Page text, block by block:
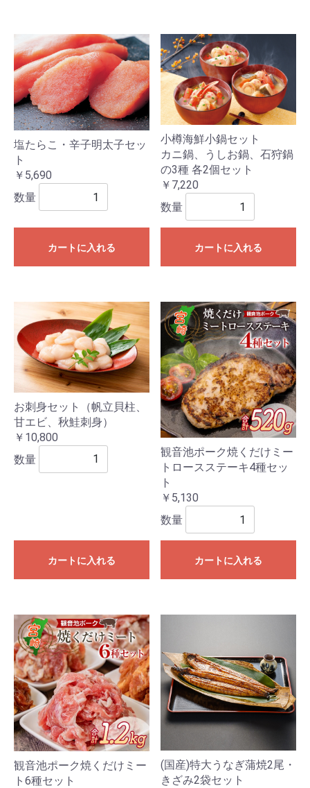
塩たらこ・辛子明太子セッ
ト
￥5,690
数量
カートに入れる
小樽海鮮小鍋セット
カニ鍋、うしお鍋、石狩鍋
の3種 各2個セット
￥7,220
数量
カートに入れる
お刺身セット（帆立貝柱、
甘エビ、秋鮭刺身）
￥10,800
数量
カートに入れる
観音池ポーク焼くだけミー
トロースステーキ4種セッ
ト
￥5,130
数量
カートに入れる
観音池ポーク焼くだけミー
ト6種セット
(国産)特大うなぎ蒲焼2尾・
きざみ2袋セット